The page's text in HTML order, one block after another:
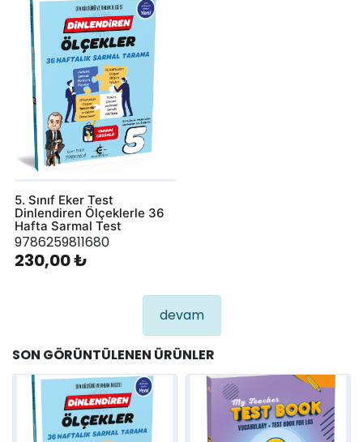
5. Sınıf Eker Test
Dinlendiren Ölçeklerle 36
Hafta Sarmal Test
9786259811680
230,00 ₺
devam
SON GÖRÜNTÜLENEN ÜRÜNLER